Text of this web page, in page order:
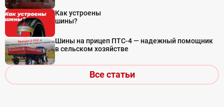
Как устроены
шины?
Шины на прицеп ПТС-4 — надежный помощник
в сельском хозяйстве
Все статьи